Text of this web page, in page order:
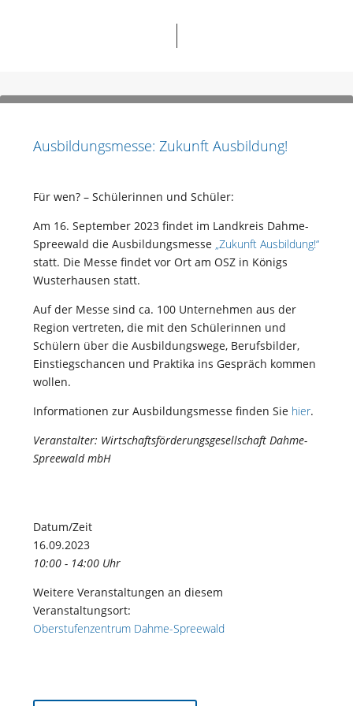
Ausbildungsmesse: Zukunft Ausbildung!
Für wen? – Schülerinnen und Schüler:
Am 16. September 2023 findet im Landkreis Dahme-
Spreewald die Ausbildungsmesse „Zukunft Ausbildung!“
statt. Die Messe findet vor Ort am OSZ in Königs
Wusterhausen statt.
Auf der Messe sind ca. 100 Unternehmen aus der
Region vertreten, die mit den Schülerinnen und
Schülern über die Ausbildungswege, Berufsbilder,
Einstiegschancen und Praktika ins Gespräch kommen
wollen.
Informationen zur Ausbildungsmesse finden Sie hier.
Veranstalter: Wirtschaftsförderungsgesellschaft Dahme-
Spreewald mbH
Datum/Zeit
16.09.2023
10:00 - 14:00 Uhr
Weitere Veranstaltungen an diesem
Veranstaltungsort:
Oberstufenzentrum Dahme-Spreewald